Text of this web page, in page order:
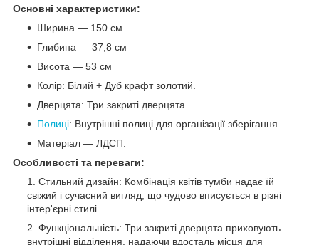
Основні характеристики:
Ширина — 150 см
Глибина — 37,8 см
Висота — 53 см
Колір: Білий + Дуб крафт золотий.
Дверцята: Три закриті дверцята.
Полиці: Внутрішні полиці для організації зберігання.
Матеріал — ЛДСП.
Особливості та переваги:
Стильний дизайн: Комбінація квітів тумби надає їй
свіжий і сучасний вигляд, що чудово вписується в різні
інтер'єрні стилі.
Функціональність: Три закриті дверцята приховують
внутрішні відділення, надаючи вдосталь місця для